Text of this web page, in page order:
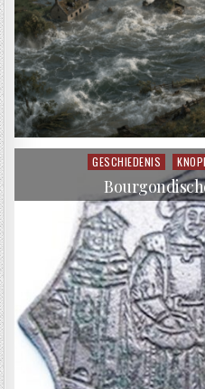
Posted in
GESCHIEDENIS